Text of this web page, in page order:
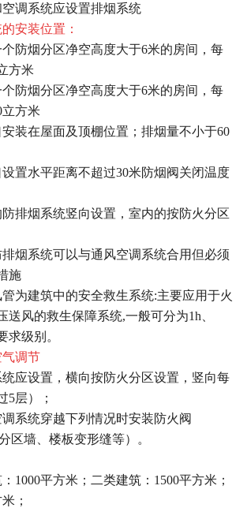
调系统应设置排烟系统
安装位置：
烟分区净空高度大于6米的房间，每
方米
烟分区净空高度大于6米的房间，每
立方米
在屋面及顶棚位置；排烟量不小于60
水平距离不超过30米防烟阀关闭温度
烟系统竖向设置，室内的按防火分区
系统可以与通风空调系统合用但必须
施
建筑中的安全救生系统:主要应用于火
送风的救生保障系统,一般可分为1h、
求级别。
调节
设置，横向按防火分区设置，竖向每
5层）；
统穿越下列情况时安装防火阀
区墙、楼板变形缝等）。
平方米；二类建筑：1500平方米；
；